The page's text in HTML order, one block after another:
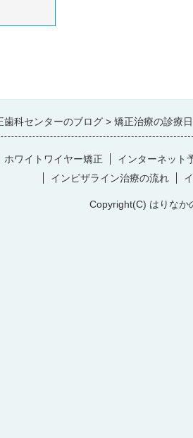
歯科センターのブログ 矯正治療の診療
ホワイトワイヤー矯正
インターネット
インビザライン治療の流れ
Copyright(C) はりなか